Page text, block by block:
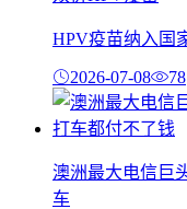
HPV疫苗纳入国
2026-07-08 78
澳洲最大电信巨
车